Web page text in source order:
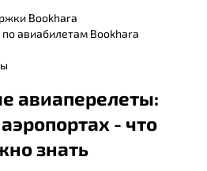
Bookhara
авиабилетам Bookhara
авиаперелеты:
- что
знать